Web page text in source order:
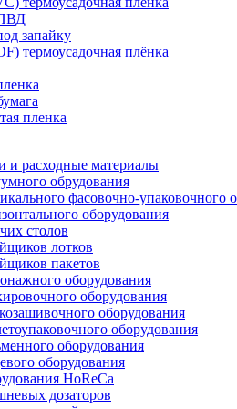
запайку
термоусадочная плёнка
пленка
и расходные материалы
обрудования
фасовочно-упаковочного
оборудования
столов
лотков
пакетов
оборудования
оборудования
оборудования
оборудования
оборудования
оборудования
HoReCa
дозаторов